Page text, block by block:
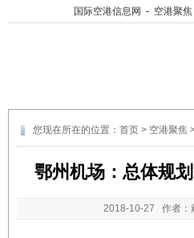
国际空港信息网 - 空港聚焦
您现在所在的位置： 首页 > 空港聚焦
鄂州机场：总体规
2018-10-27 作者：